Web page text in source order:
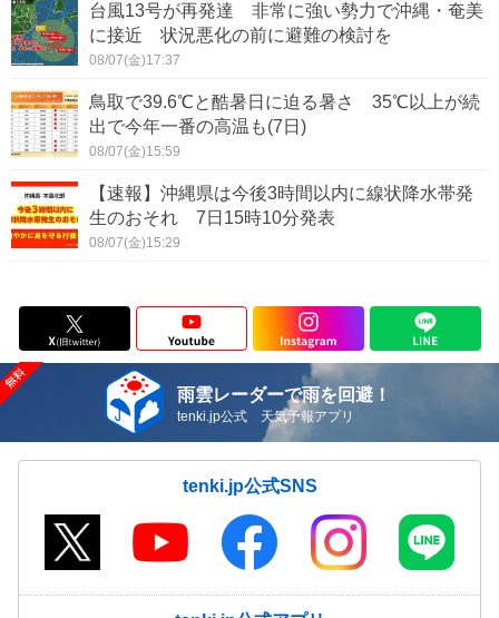
台風13号が再発達 非常に強い勢力で沖縄・奄美
に接近 状況悪化の前に避難の検討を
08/07(金)17:37
鳥取で39.6℃と酷暑日に迫る暑さ 35℃以上が続
出で今年一番の高温も(7日)
08/07(金)15:59
【速報】沖縄県は今後3時間以内に線状降水帯発
生のおそれ 7日15時10分発表
08/07(金)15:29
雨雲レーダーで雨を回避！
tenki.jp公式 天気予報アプリ
tenki.jp公式SNS